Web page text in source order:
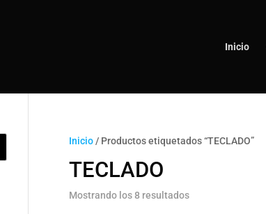
Inicio
Inicio/ Productos etiquetados “TECLADO”
TECLADO
Mostrando los 8 resultados